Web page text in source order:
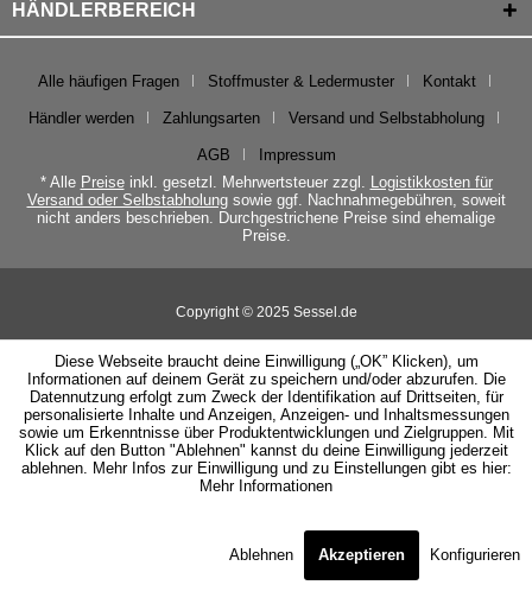
HÄNDLERBEREICH
Alle häufigen Fragen Stoffmuster & Ledermuster Kontakt
Händler werden Zahlungsarten Versand und Selbstabholung
AGB
Impressum
* Alle Preiseinkl. gesetzl. Mehrwertsteuer zzgl. Logistikkosten für
Versand oder Selbstabholungsowie ggf. Nachnahmegebühren, soweit
nicht anders beschrieben. Durchgestrichene Preise sind ehemalige
Preise.
Copyright © 2025 Sessel.de
Diese Webseite braucht deine Einwilligung („OK” Klicken), um
Informationen auf deinem Gerät zu speichern und/oder abzurufen. Die
Datennutzung erfolgt zum Zweck der Identifikation auf Drittseiten, für
personalisierte Inhalte und Anzeigen, Anzeigen- und Inhaltsmessungen
sowie um Erkenntnisse über Produktentwicklungen und Zielgruppen. Mit
Klick auf den Button "Ablehnen" kannst du deine Einwilligung jederzeit
ablehnen. Mehr Infos zur Einwilligung und zu Einstellungen gibt es hier:
Mehr Informationen
Ablehnen Akzeptieren Konfigurieren